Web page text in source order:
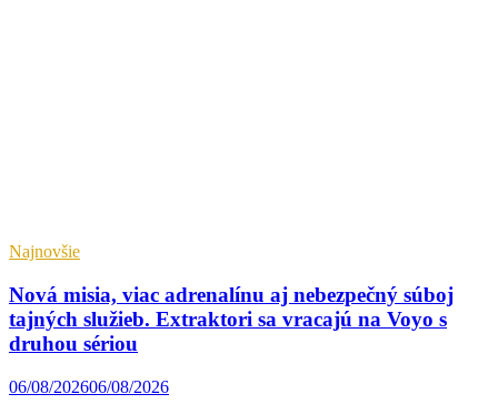
Najnovšie
Nová misia, viac adrenalínu aj nebezpečný súboj
tajných služieb. Extraktori sa vracajú na Voyo s
druhou sériou
06/08/202606/08/2026